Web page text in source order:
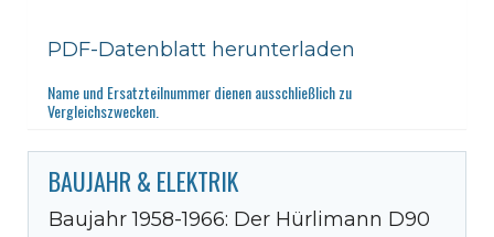
PDF-Datenblatt herunterladen
Name und Ersatzteilnummer dienen ausschließlich zu
Vergleichszwecken.
BAUJAHR & ELEKTRIK
Baujahr 1958-1966: Der Hürlimann D90